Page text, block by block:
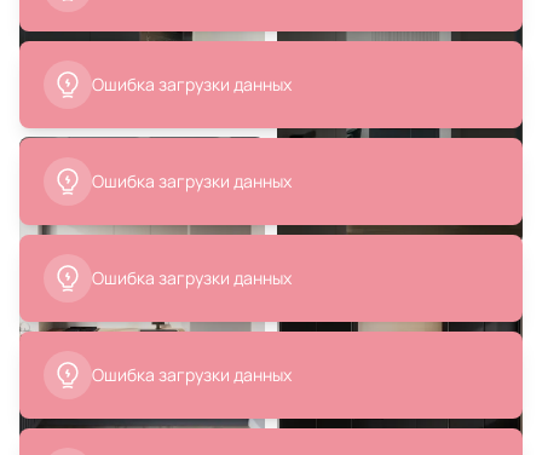
Ошибка загрузки данных
Ошибка загрузки данных
Ошибка загрузки данных
Ошибка загрузки данных